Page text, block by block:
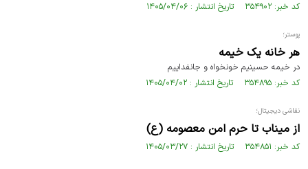
کد خبر: ۳۵۴۹۰۲ تاریخ انتشار : ۱۴۰۵/۰۴/۰۶
پوستر؛
هر خانه یک خیمه
در خیمه حسینیم خونخواه و جانفداییم
کد خبر: ۳۵۴۸۹۵ تاریخ انتشار : ۱۴۰۵/۰۴/۰۲
نقاشی دیجیتال؛
از میناب تا حرم امن معصومه (ع)
کد خبر: ۳۵۴۸۵۱ تاریخ انتشار : ۱۴۰۵/۰۳/۲۷